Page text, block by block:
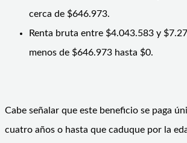
cerca de $646.973.
Renta bruta entre $4.043.583 y
menos de $646.973 hasta $0.
Cabe señalar que este beneficio se paga
cuatro años o hasta que caduque por la